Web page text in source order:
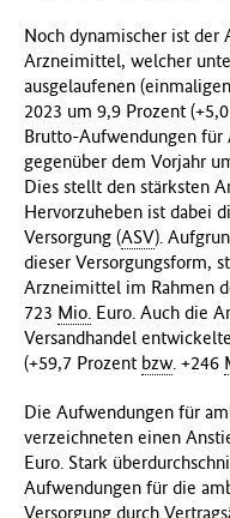
Noch dynamischer ist der
Arzneimittel, welcher
ausgelaufenen
2023 um 9,9 Prozent (+5,0
Brutto-Aufwendungen für
gegenüber dem Vorjahr
Dies stellt den stärksten
Hervorzuheben ist dabei
Versorgung (ASV).
dieser Versorgungsform,
Arzneimittel im Rahmen
723 Mio. Euro. Auch die
Versandhandel
(+59,7 Prozent bzw. +246
Die Aufwendungen für
verzeichneten einen
Euro. Stark
Aufwendungen für die
Versorgung durch